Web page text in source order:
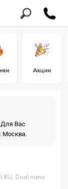
Акции
Для Вас
Москва.
RU, Dual nano